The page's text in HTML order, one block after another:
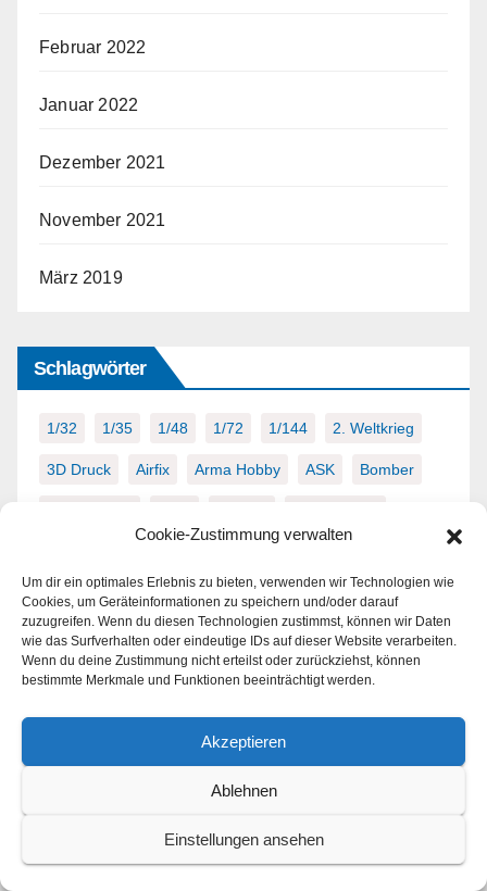
Cookie-Zustimmung verwalten
Um dir ein optimales Erlebnis zu bieten, verwenden wir Technologien wie
Cookies, um Geräteinformationen zu speichern und/oder darauf
zuzugreifen. Wenn du diesen Technologien zustimmst, können wir Daten
wie das Surfverhalten oder eindeutige IDs auf dieser Website verarbeiten.
Wenn du deine Zustimmung nicht erteilst oder zurückziehst, können
bestimmte Merkmale und Funktionen beeinträchtigt werden.
Akzeptieren
Ablehnen
Einstellungen ansehen
Februar 2022
Januar 2022
Dezember 2021
November 2021
März 2019
Schlagwörter
1/32 1/35 1/48 1/72 1/144 2. Weltkrieg
3D Druck Airfix Arma Hobby ASK Bomber
Frankreich Großbritannien Italien
Jagdflugzeug Japan Kalter Krieg Luftwaffe
Masken Messerschmitt Mustang
North American Panzer post WWII RAF
Trumpeter